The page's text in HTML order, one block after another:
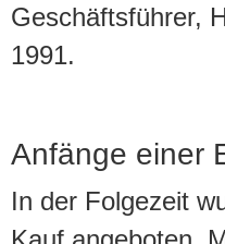
Geschäftsführer,
1991.
Anfänge einer
In der Folgezeit